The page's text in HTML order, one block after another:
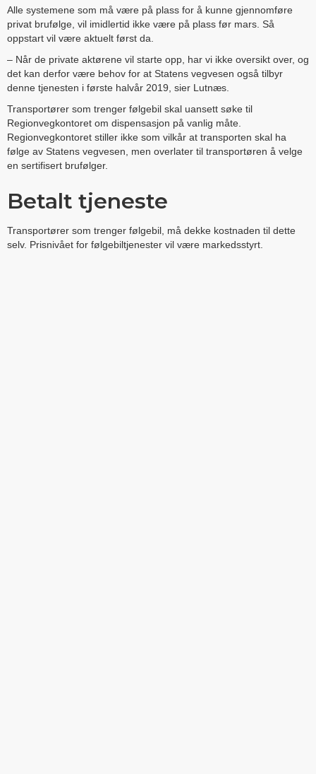
Alle systemene som må være på plass for å kunne gjennomføre
privat brufølge, vil imidlertid ikke være på plass før mars. Så
oppstart vil være aktuelt først da.
– Når de private aktørene vil starte opp, har vi ikke oversikt over, og
det kan derfor være behov for at Statens vegvesen også tilbyr
denne tjenesten i første halvår 2019, sier Lutnæs.
Transportører som trenger følgebil skal uansett søke til
Regionvegkontoret om dispensasjon på vanlig måte.
Regionvegkontoret stiller ikke som vilkår at transporten skal ha
følge av Statens vegvesen, men overlater til transportøren å velge
en sertifisert brufølger.
Betalt tjeneste
Transportører som trenger følgebil, må dekke kostnaden til dette
selv. Prisnivået for følgebiltjenester vil være markedsstyrt.